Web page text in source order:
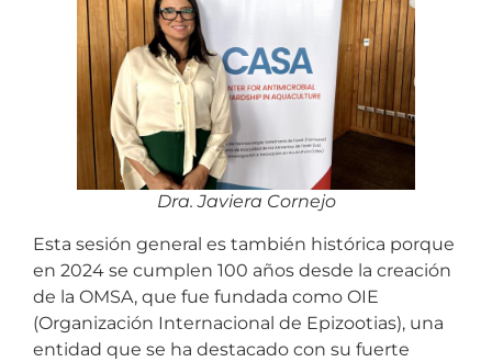
Dra. Javiera Cornejo
Esta sesión general es también histórica porque
en 2024 se cumplen 100 años desde la creación
de la OMSA, que fue fundada como OIE
(Organización Internacional de Epizootias), una
entidad que se ha destacado con su fuerte